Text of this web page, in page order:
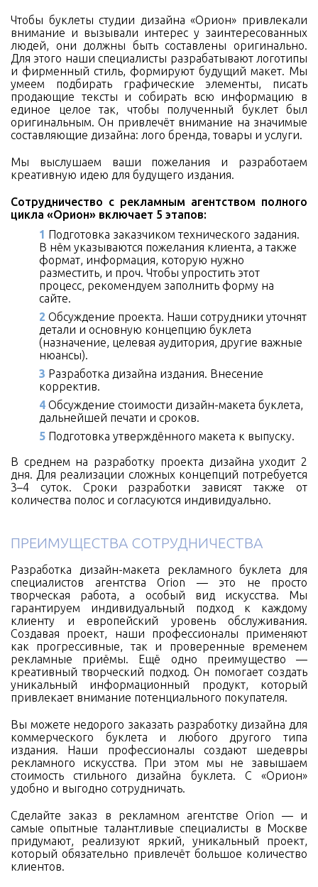
Чтобы буклеты студии дизайна «Орион» привлекали
внимание и вызывали интерес у заинтересованных
людей, они должны быть составлены оригинально.
Для этого наши специалисты разрабатывают логотипы
и фирменный стиль, формируют будущий макет. Мы
умеем подбирать графические элементы, писать
продающие тексты и собирать всю информацию в
единое целое так, чтобы полученный буклет был
оригинальным. Он привлечёт внимание на значимые
составляющие дизайна: лого бренда, товары и услуги.
Мы выслушаем ваши пожелания и разработаем
креативную идею для будущего издания.
Сотрудничество с рекламным агентством полного
цикла «Орион» включает 5 этапов:
Подготовка заказчиком технического задания.
В нём указываются пожелания клиента, а также
формат, информация, которую нужно
разместить, и проч. Чтобы упростить этот
процесс, рекомендуем заполнить форму на
сайте.
Обсуждение проекта. Наши сотрудники уточнят
детали и основную концепцию буклета
(назначение, целевая аудитория, другие важные
нюансы).
Разработка дизайна издания. Внесение
корректив.
Обсуждение стоимости дизайн-макета буклета,
дальнейшей печати и сроков.
Подготовка утверждённого макета к выпуску.
В среднем на разработку проекта дизайна уходит 2
дня. Для реализации сложных концепций потребуется
3–4 суток. Сроки разработки зависят также от
количества полос и согласуются индивидуально.
ПРЕИМУЩЕСТВА СОТРУДНИЧЕСТВА
Разработка дизайн-макета рекламного буклета для
специалистов агентства Orion — это не просто
творческая работа, а особый вид искусства. Мы
гарантируем индивидуальный подход к каждому
клиенту и европейский уровень обслуживания.
Создавая проект, наши профессионалы применяют
как прогрессивные, так и проверенные временем
рекламные приёмы. Ещё одно преимущество —
креативный творческий подход. Он помогает создать
уникальный информационный продукт, который
привлекает внимание потенциального покупателя.
Вы можете недорого заказать разработку дизайна для
коммерческого буклета и любого другого типа
издания. Наши профессионалы создают шедевры
рекламного искусства. При этом мы не завышаем
стоимость стильного дизайна буклета. С «Орион»
удобно и выгодно сотрудничать.
Сделайте заказ в рекламном агентстве Orion — и
самые опытные талантливые специалисты в Москве
придумают, реализуют яркий, уникальный проект,
который обязательно привлечёт большое количество
клиентов.